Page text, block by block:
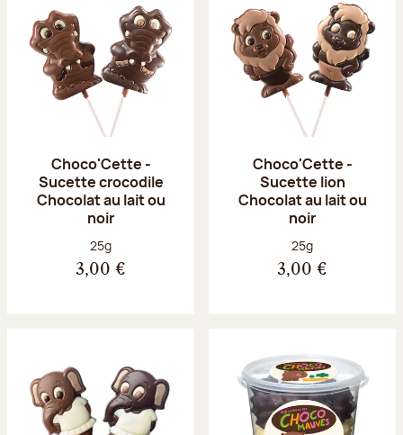
Choco'Cette -
Sucette crocodile
Chocolat au lait ou
noir
Poids net :
25g
3,00 €
Choco'Cette -
Sucette lion
Chocolat au lait ou
noir
Poids net :
25g
3,00 €